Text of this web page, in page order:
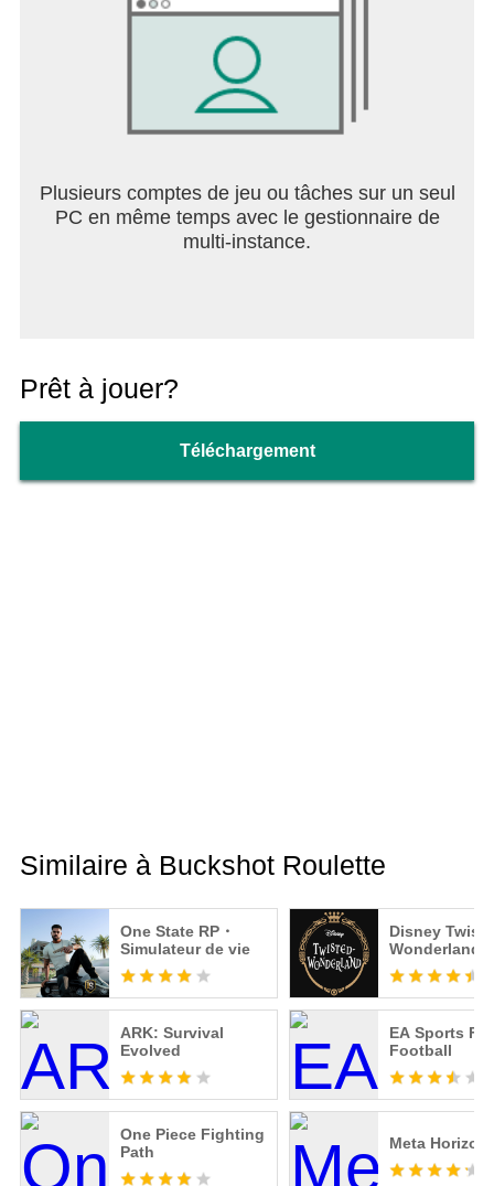
Plusieurs comptes de jeu ou tâches sur un seul
PC en même temps avec le gestionnaire de
multi-instance.
Prêt à jouer?
Téléchargement
Similaire à Buckshot Roulette
One State RP・
Simulateur de vie
Disney
Wonderland
ARK: Survival
Evolved
EA Sports FC
Football
One Piece Fighting
Path
Meta Horizon